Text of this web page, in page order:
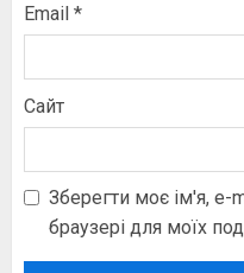
Email *
Сайт
Зберегти моє ім'я, e-
браузері для моїх